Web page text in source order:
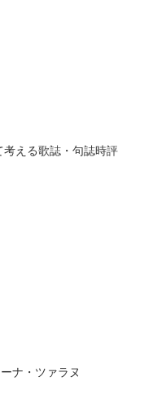
える歌誌・句誌時評
ナ・ツァラヌ